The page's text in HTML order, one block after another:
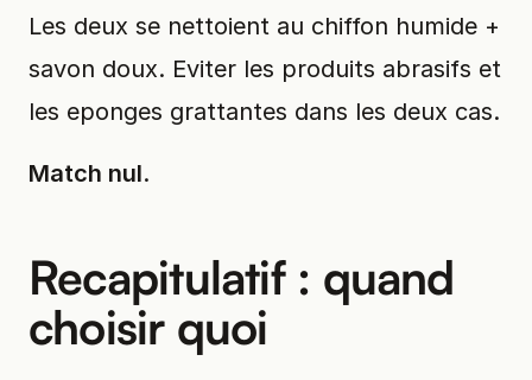
Les deux se nettoient au chiffon humide +
savon doux. Eviter les produits abrasifs et
les eponges grattantes dans les deux cas.
Match nul.
Recapitulatif : quand
choisir quoi